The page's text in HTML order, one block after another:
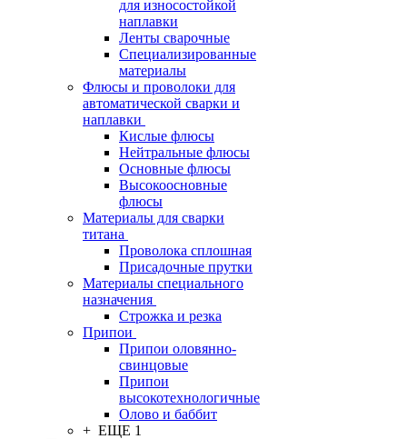
для износостойкой
наплавки
Ленты сварочные
Специализированные
материалы
Флюсы и проволоки для
автоматической сварки и
наплавки
Кислые флюсы
Нейтральные флюсы
Основные флюсы
Высокоосновные
флюсы
Материалы для сварки
титана
Проволока сплошная
Присадочные прутки
Материалы специального
назначения
Строжка и резка
Припои
Припои оловянно-
свинцовые
Припои
высокотехнологичные
Олово и баббит
+ ЕЩЕ 1